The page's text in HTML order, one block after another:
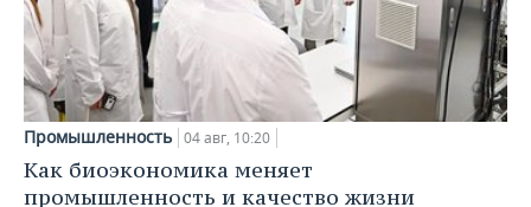
Промышленность 04 авг, 10:20
Как биоэкономика меняет
промышленность и качество жизни